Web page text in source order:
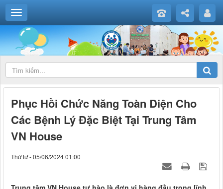
Phục Hồi Chức Năng Toàn Diện Cho
Các Bệnh Lý Đặc Biệt Tại Trung Tâm
VN House
Thứ tư - 05/06/2024 01:00